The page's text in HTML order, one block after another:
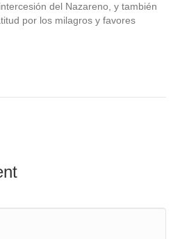
del Nazareno, y también
por los milagros y favores